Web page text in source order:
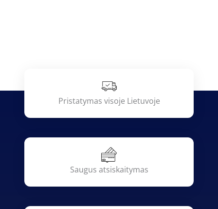
Pristatymas visoje Lietuvoje
Saugus atsiskaitymas